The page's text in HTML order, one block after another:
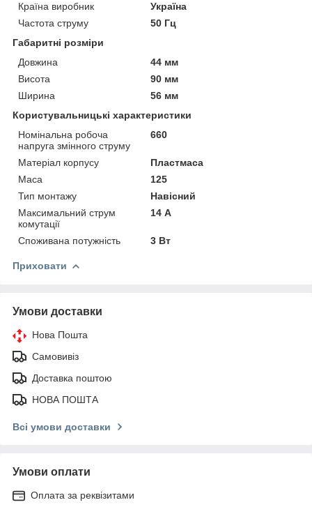
Країна виробник
Україна
Частота струму
50 Гц
Габаритні розміри
Довжина
44 мм
Висота
90 мм
Ширина
56 мм
Користувальницькі характеристики
Номінальна робоча
напруга змінного струму
660
Матеріал корпусу
Пластмаса
Маса
125
Тип монтажу
Навісний
Максимальний струм
комутації
14 А
Споживана потужність 3 Вт
Приховати
Умови доставки
Нова Пошта
Самовивіз
Доставка поштою
НОВА ПОШТА
Всі умови доставки
Умови оплати
Оплата за реквізитами